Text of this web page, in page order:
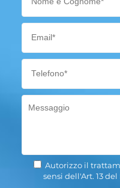
Autorizzo il
sensi dell'Art. 13